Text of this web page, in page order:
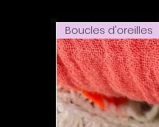
Boucles d'oreilles